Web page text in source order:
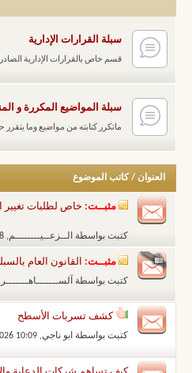
سبلة القرارات الإدارية
قسم خاص بالقرارات الإدارية
سبلة المواضيع المكررة و
ماتكرر كتابته من مواضيع وما يتقرر
العنوان / كاتب الموضوع
مثبــت: خاص لطلبات تغيير
كتبت بواسطة الــزعــيــــــــم‏, 09-09-2014 05:58 AM
مثبــت: القانون العام
كتبت بواسطة آلســـــــاهـــــــر
كشف تسربات الأسطح
كتبت بواسطة ابو ناجي‏, 14-07-2026 10:09 PM